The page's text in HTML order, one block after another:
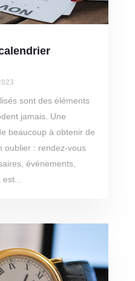
sont des éléments
jamais. Une
beaucoup à obtenir de
oublier : rendez-vous
événements,
est...